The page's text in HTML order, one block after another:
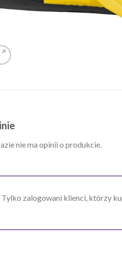
nie ma opinii o produkcie.
Tylko zalogowani klienci, którzy